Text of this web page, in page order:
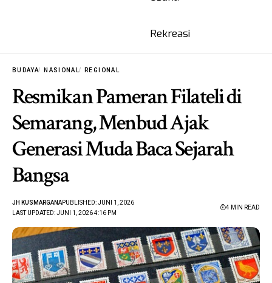
Rekreasi
BUDAYA NASIONAL REGIONAL
Resmikan Pameran Filateli di
Semarang, Menbud Ajak
Generasi Muda Baca Sejarah
Bangsa
LAST UPDATED: JUNI 1, 2026 4:16 PM
JH KUSMARGANAPUBLISHED: JUNI 1, 2026
4 MIN READ